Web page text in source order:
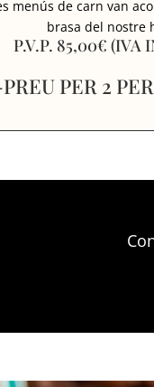
menús de carn van
brasa del nostre
P.V.P. 85,00€ (IVA
PER 2